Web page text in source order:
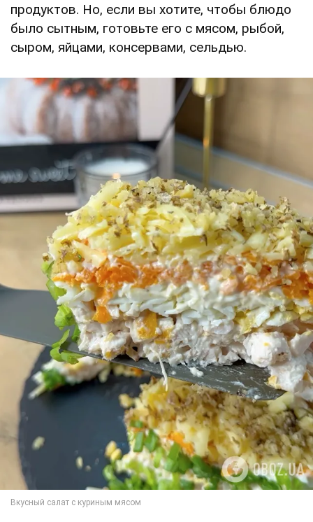
продуктов. Но, если вы хотите, чтобы блюдо
было сытным, готовьте его с мясом, рыбой,
сыром, яйцами, консервами, сельдью.